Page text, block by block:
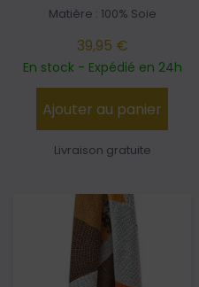
Matière : 100% Soie
39,95 €
En stock - Expédié en 24h
Ajouter au panier
Livraison gratuite